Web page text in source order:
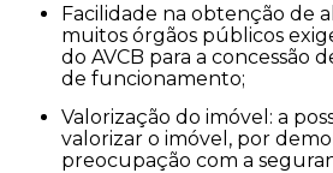
Facilidade na obtenção de alvarás e licenças:
muitos órgãos públicos
do AVCB para a concessão
de funcionamento;
Valorização do imóvel: a posse do AVCB pode
valorizar o imóvel, por
preocupação com a